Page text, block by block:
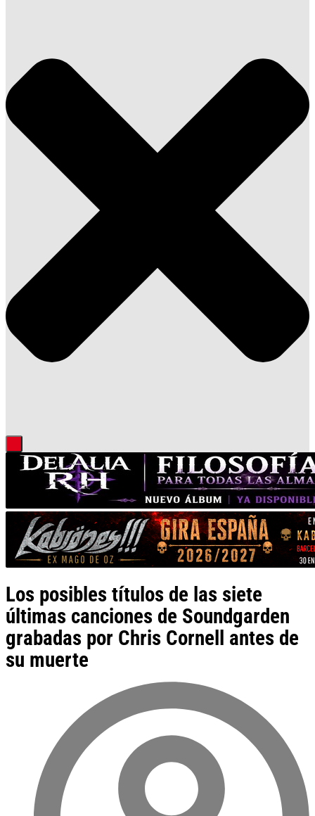
Los posibles títulos de las siete
últimas canciones de Soundgarden
grabadas por Chris Cornell antes de
su muerte